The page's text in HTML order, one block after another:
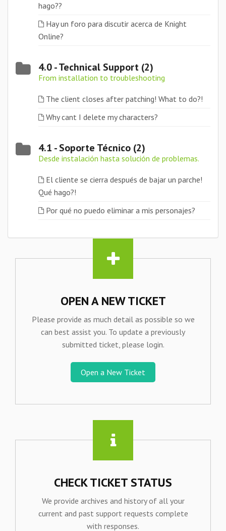
hago??
Hay un foro para discutir acerca de Knight
Online?
4.0 - Technical Support (2)
From installation to troubleshooting
The client closes after patching! What to do?!
Why cant I delete my characters?
4.1 - Soporte Técnico (2)
Desde instalación hasta solución de problemas.
El cliente se cierra después de bajar un parche!
Qué hago?!
Por qué no puedo eliminar a mis personajes?
OPEN A NEW TICKET
Please provide as much detail as possible so we
can best assist you. To update a previously
submitted ticket, please login.
Open a New Ticket
CHECK TICKET STATUS
We provide archives and history of all your
current and past support requests complete
with responses.